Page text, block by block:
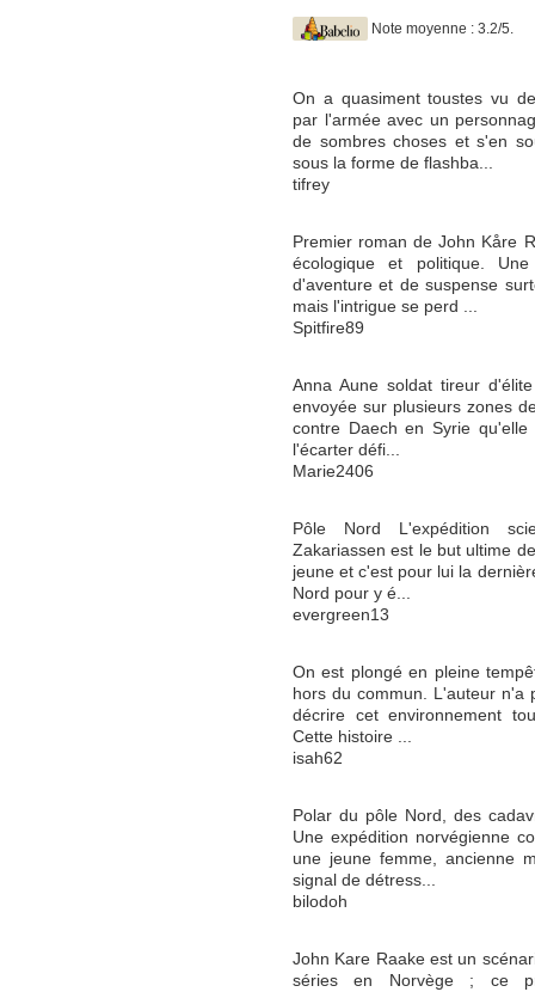
Note moyenne : 3.2/5.
On a quasiment toustes vu
par l'armée avec un
de sombres choses et s'en
sous la forme de flashba...
tifrey
Premier roman de John Kåre
écologique et politique.
d'aventure et de suspense
mais l'intrigue se perd ...
Spitfire89
Anna Aune soldat tireur
envoyée sur plusieurs zones
contre Daech en Syrie
l'écarter défi...
Marie2406
Pôle Nord L'expédition
Zakariassen est le but ultime
jeune et c'est pour lui la
Nord pour y é...
evergreen13
On est plongé en pleine
hors du commun. L'auteur n'a
décrire cet environnement
Cette histoire ...
isah62
Polar du pôle Nord, des
Une expédition norvégienne
une jeune femme, ancienne
signal de détress...
bilodoh
John Kare Raake est un
séries en Norvège ; ce